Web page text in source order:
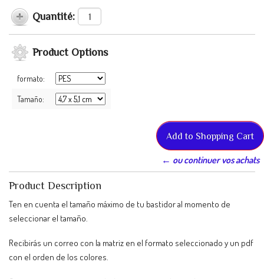
Quantité:
Product Options
formato:
Tamaño:
← ou continuer vos achats
Product Description
Ten en cuenta el tamaño máximo de tu bastidor al momento de
seleccionar el tamaño.
Recibirás un correo con la matriz en el formato seleccionado y un pdf
con el orden de los colores.